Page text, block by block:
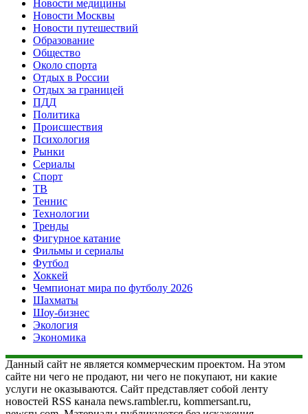
Новости медицины
Новости Москвы
Новости путешествий
Образование
Общество
Около спорта
Отдых в России
Отдых за границей
ПДД
Политика
Происшествия
Психология
Рынки
Сериалы
Спорт
ТВ
Теннис
Технологии
Тренды
Фигурное катание
Фильмы и сериалы
Футбол
Хоккей
Чемпионат мира по футболу 2026
Шахматы
Шоу-бизнес
Экология
Экономика
Данный сайт не является коммерческим проектом. На этом
сайте ни чего не продают, ни чего не покупают, ни какие
услуги не оказываются. Сайт представляет собой ленту
новостей RSS канала news.rambler.ru, kommersant.ru,